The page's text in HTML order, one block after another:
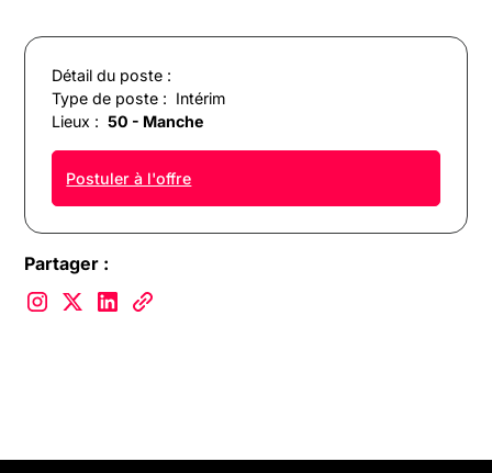
Détail du poste :
Type de poste : Intérim
Lieux : 50 - Manche
Postuler à l'offre
Partager :